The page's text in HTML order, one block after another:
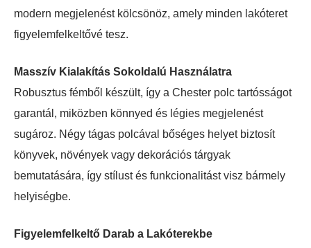
modern megjelenést kölcsönöz, amely minden lakóteret
figyelemfelkeltővé tesz.
Masszív Kialakítás Sokoldalú Használatra
Robusztus fémből készült, így a Chester polc tartósságot
garantál, miközben könnyed és légies megjelenést
sugároz. Négy tágas polcával bőséges helyet biztosít
könyvek, növények vagy dekorációs tárgyak
bemutatására, így stílust és funkcionalitást visz bármely
helyiségbe.
Figyelemfelkeltő Darab a Lakóterekbe